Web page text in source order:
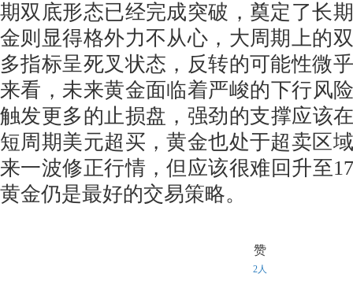
期双底形态已经完成突破，奠定了长
金则显得格外力不从心，大周期上的
多指标呈死叉状态，反转的可能性微
来看，未来黄金面临着严峻的下行风
触发更多的止损盘，强劲的支撑应该
短周期美元超买，黄金也处于超卖区
来一波修正行情，但应该很难回升至
黄金仍是最好的交易策略。
赞
2人